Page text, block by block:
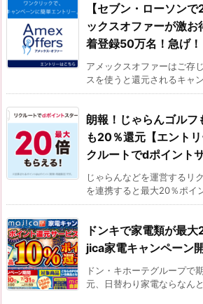
【セブン・ローソン
ックスオファーが激
着登録50万名！急げ！
アメックスオファーはご
スを使うと還元されるキャ
朗報！じゃらんゴルフ
も20％還元【エント
クルートでdポイント
じゃらんなどを運営するリ
を連携すると最大20％ポイ
ドンキで家電類が最
jica家電キャンペーン
ドン・キホーテグループで
元、日替わり家電ならなん